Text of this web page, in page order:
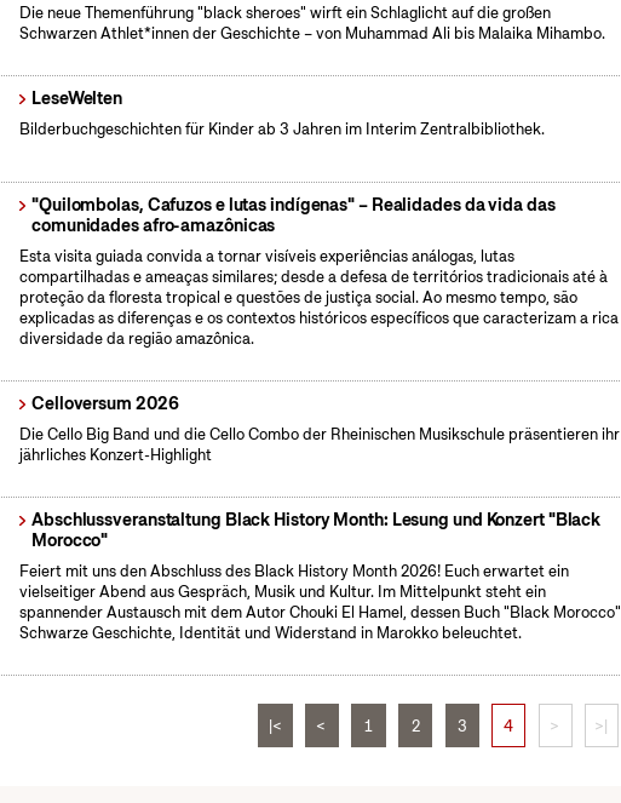
Die neue Themenführung "black sheroes" wirft ein Schlaglicht auf die großen
Schwarzen Athlet*innen der Geschichte – von Muhammad Ali bis Malaika Mihambo.
LeseWelten
Bilderbuchgeschichten für Kinder ab 3 Jahren im Interim Zentralbibliothek.
"Quilombolas, Cafuzos e lutas indígenas" – Realidades da vida das
comunidades afro-amazônicas
Esta visita guiada convida a tornar visíveis experiências análogas, lutas
compartilhadas e ameaças similares; desde a defesa de territórios tradicionais até à
proteção da floresta tropical e questões de justiça social. Ao mesmo tempo, são
explicadas as diferenças e os contextos históricos específicos que caracterizam a rica
diversidade da região amazônica.
Celloversum 2026
Die Cello Big Band und die Cello Combo der Rheinischen Musikschule präsentieren ihr
jährliches Konzert-Highlight
Abschlussveranstaltung Black History Month: Lesung und Konzert "Black
Morocco"
Feiert mit uns den Abschluss des Black History Month 2026! Euch erwartet ein
vielseitiger Abend aus Gespräch, Musik und Kultur. Im Mittelpunkt steht ein
spannender Austausch mit dem Autor Chouki El Hamel, dessen Buch "Black Morocco"
Schwarze Geschichte, Identität und Widerstand in Marokko beleuchtet.
|< < 1 2 3 4 > >|